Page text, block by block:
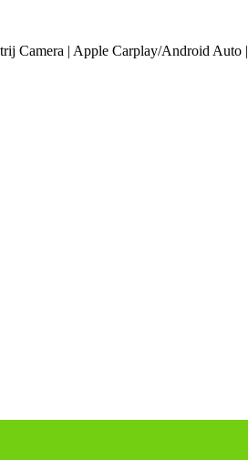
Camera | Apple Carplay/Android Auto |